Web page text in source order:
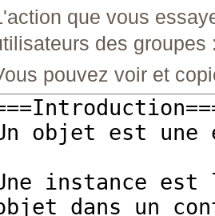
que vous
des groupes
pouvez voir et